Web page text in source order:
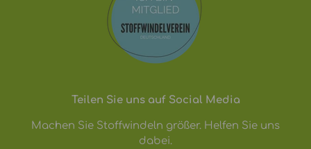
Teilen Sie uns auf Social Media
Machen Sie Stoffwindeln größer. Helfen Sie uns
dabei.